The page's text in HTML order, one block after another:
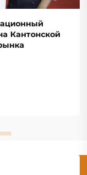
Кантонской